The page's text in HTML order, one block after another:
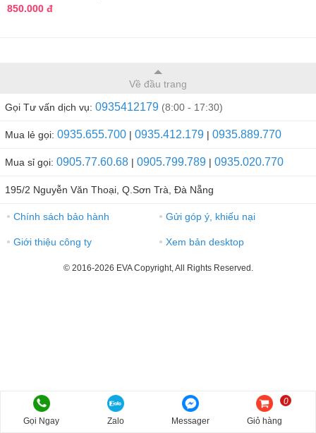
850.000 đ
Về đầu trang
Gọi Tư vấn dịch vụ: 0935412179 (8:00 - 17:30)
Mua lẻ gọi: 0935.655.700 | 0935.412.179 | 0935.889.770
Mua sỉ gọi: 0905.77.60.68 | 0905.799.789 | 0935.020.770
195/2 Nguyễn Văn Thoại, Q.Sơn Trà, Đà Nẵng
● Chính sách bảo hành ● Gửi góp ý, khiếu nại
● Giới thiệu công ty ● Xem bản desktop
© 2016-2026 EVA Copyright, All Rights Reserved.
Gọi Ngay Zalo Messager Giỏ hàng
0